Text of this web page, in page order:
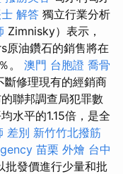
解答 獨立行業分析
Zimnisky）表示，
原油鑽石的銷售將在
。 澳門 台胞證 喬骨
斷修理現有的經銷商
聯邦調查局犯罪數
水平的1.15倍，是全
差別 新竹竹北撥筋
苗栗 外燴 台中
批發價進行少量和批